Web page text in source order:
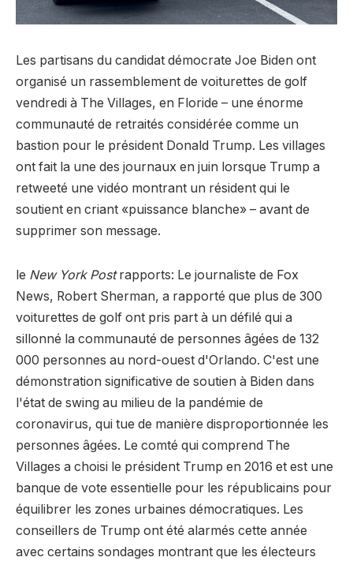
Les partisans du candidat démocrate Joe Biden ont
organisé un rassemblement de voiturettes de golf
vendredi à The Villages, en Floride – une énorme
communauté de retraités considérée comme un
bastion pour le président Donald Trump. Les villages
ont fait la une des journaux en juin lorsque Trump a
retweeté une vidéo montrant un résident qui le
soutient en criant «puissance blanche» – avant de
supprimer son message.
le New York Postrapports: Le journaliste de Fox
News, Robert Sherman, a rapporté que plus de 300
voiturettes de golf ont pris part à un défilé qui a
sillonné la communauté de personnes âgées de 132
000 personnes au nord-ouest d'Orlando. C'est une
démonstration significative de soutien à Biden dans
l'état de swing au milieu de la pandémie de
coronavirus, qui tue de manière disproportionnée les
personnes âgées. Le comté qui comprend The
Villages a choisi le président Trump en 2016 et est une
banque de vote essentielle pour les républicains pour
équilibrer les zones urbaines démocratiques. Les
conseillers de Trump ont été alarmés cette année
avec certains sondages montrant que les électeurs